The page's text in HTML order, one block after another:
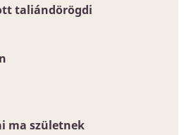
taliándörögdi
ma születnek